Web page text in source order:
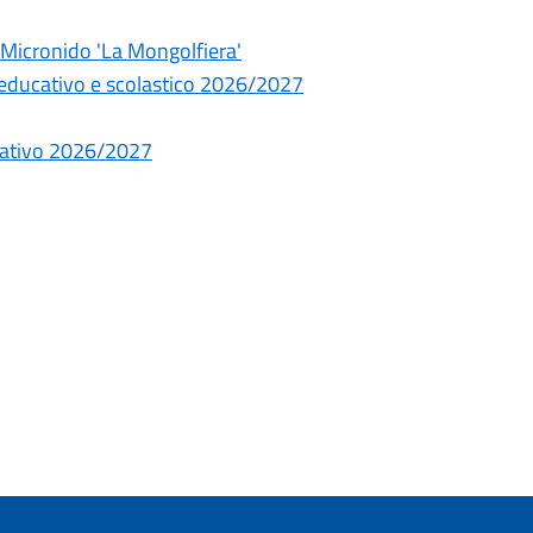
'La Mongolfiera'
e scolastico 2026/2027
2026/2027